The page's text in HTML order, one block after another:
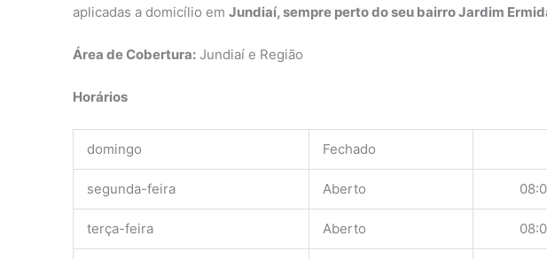
aplicadas a domicílio em Jundiaí, sempre perto do seu bairro Jardim
Área de Cobertura: Jundiaí e Região
Horários
domingo Fechado
segunda-feira Aberto
terça-feira Aberto